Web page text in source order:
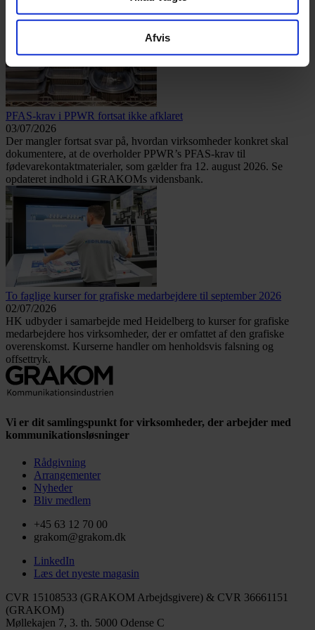
Afvis
PFAS-krav i PPWR fortsat ikke afklaret
03/07/2026
Der mangler fortsat svar på, hvordan virksomheder konkret skal
dokumentere, at de overholder PPWR’s PFAS-krav til
fødevarekontaktmaterialer, som gælder fra 12. august 2026. Se
opdateret indhold i GRAKOMs vidensbank.
To faglige kurser for grafiske medarbejdere til september 2026
02/07/2026
HK udbyder i samarbejde med Heidelberg to kurser for grafiske
medarbejdere hos virksomheder, der er omfattet af den grafiske
overenskomst. Kurserne handler om henholdsvis falsning og
offsettryk.
Vi er dit samlingspunkt for virksomheder, der arbejder med
kommunikationsløsninger
Rådgivning
Arrangementer
Nyheder
Bliv medlem
+45 63 12 70 00
grakom@grakom.dk
LinkedIn
Læs det nyeste magasin
CVR 15108533 (GRAKOM Arbejdsgivere) & CVR 36661151
(GRAKOM)
Møllekajen 7, 3. th. 5000 Odense C